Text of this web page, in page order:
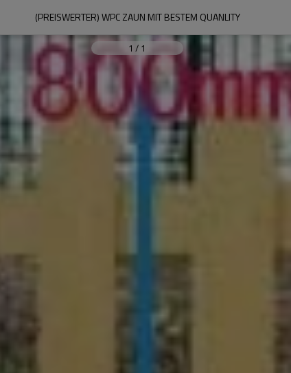
(PREISWERTER) WPC ZAUN MIT BESTEM QUANLITY
1 / 1